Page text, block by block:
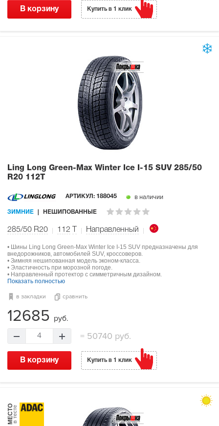
В корзину Купить в 1 клик
Ling Long Green-Max Winter Ice I-15 SUV 285/50
R20 112T
АРТИКУЛ: 188045 в наличии
ЗИМНИЕ НЕШИПОВАННЫЕ
285/50 R20 112 Направленный
• Шины Ling Long Green-Max Winter Ice I-15 SUV предназначены для
внедорожников, автомобилей SUV, кроссоверов.
• Зимняя нешипованная модель эконом-класса.
• Эластичность при морозной погоде.
• Направленный протектор с симметричным дизайном.
Показать полностью
в закладки сравнить
12685 руб.
4 =50740 руб.
В корзину Купить в 1 клик
МЕСТОв тесте